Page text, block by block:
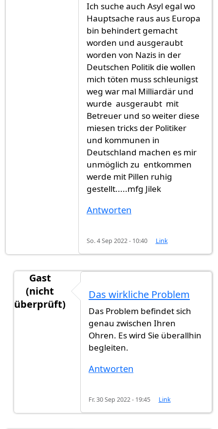
Ich suche auch Asyl egal wo
Hauptsache raus aus Europa
bin behindert gemacht
worden und ausgeraubt
worden von Nazis in der
Deutschen Politik die wollen
mich töten muss schleunigst
weg war mal Milliardär und
wurde ausgeraubt mit
Betreuer und so weiter diese
miesen tricks der Politiker
und kommunen in
Deutschland machen es mir
unmöglich zu entkommen
werde mit Pillen ruhig
gestellt.....mfg Jilek
Antworten
So. 4 Sep 2022 - 10:40 Link
Gast
(nicht
überprüft)
Ich suche auch Asyl egal wo…von
Das wirkliche Problem
Das Problem befindet sich
genau zwischen Ihren
Ohren. Es wird Sie überallhin
begleiten.
Antworten
Fr. 30 Sep 2022 - 19:45 Link